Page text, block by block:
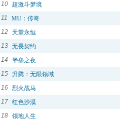
10
超激斗梦境
11
MU：传奇
12
天堂永恒
13 无畏契约
14
堡垒之夜
15 升腾：无限领域
16 烈火战马
17 红色沙漠
18 领地人生